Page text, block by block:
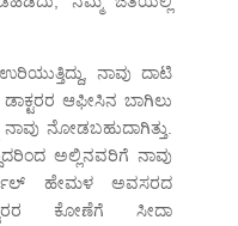
ನಾವು ದಾಟಿ
ಆಫೀಸಿನ ಬಾಗಿಲು
ನೋಡಬಹುದಾಗಿತ್ತು.
ಅಲ್ಲಿನವರಿಗೆ ನಾವು
ಹೇಮಳ ಅವಸರದ
ಕೋಣೆಗೆ ಸೀದಾ